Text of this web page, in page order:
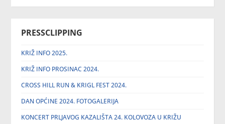
PRESSCLIPPING
KRIŽ INFO 2025.
KRIŽ INFO PROSINAC 2024.
CROSS HILL RUN & KRIGL FEST 2024.
DAN OPĆINE 2024. FOTOGALERIJA
KONCERT PRLJAVOG KAZALIŠTA 24. KOLOVOZA U KRIŽU